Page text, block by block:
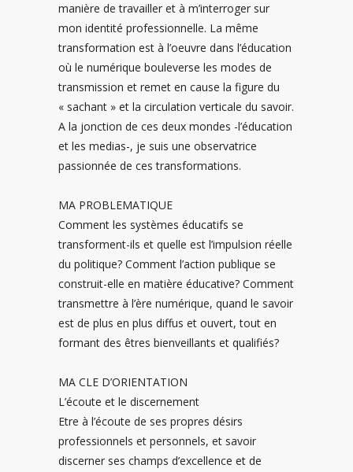
manière de travailler et à m’interroger sur
mon identité professionnelle. La même
transformation est à l’oeuvre dans l’éducation
où le numérique bouleverse les modes de
transmission et remet en cause la figure du
« sachant » et la circulation verticale du savoir.
A la jonction de ces deux mondes -l’éducation
et les medias-, je suis une observatrice
passionnée de ces transformations.
MA PROBLEMATIQUE
Comment les systèmes éducatifs se
transforment-ils et quelle est l’impulsion réelle
du politique? Comment l’action publique se
construit-elle en matière éducative? Comment
transmettre à l’ère numérique, quand le savoir
est de plus en plus diffus et ouvert, tout en
formant des êtres bienveillants et qualifiés?
MA CLE D’ORIENTATION
L’écoute et le discernement
Etre à l’écoute de ses propres désirs
professionnels et personnels, et savoir
discerner ses champs d’excellence et de